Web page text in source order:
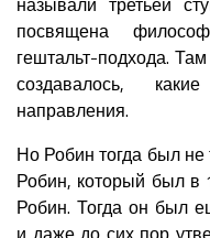
посвящена
гештальт-подхода.
создавалось,
направления.
Но Робин тогда был не
Робин, который был в
Робин. Тогда он был